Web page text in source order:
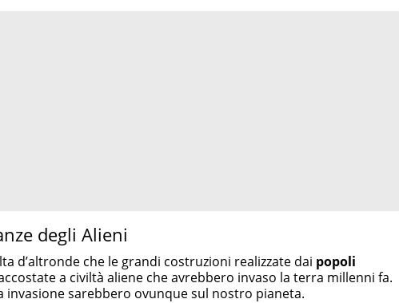
degli Alieni
d’altronde che le grandi costruzioni realizzate dai popoli
a civiltà aliene che avrebbero invaso la terra millenni fa.
invasione sarebbero ovunque sul nostro pianeta.